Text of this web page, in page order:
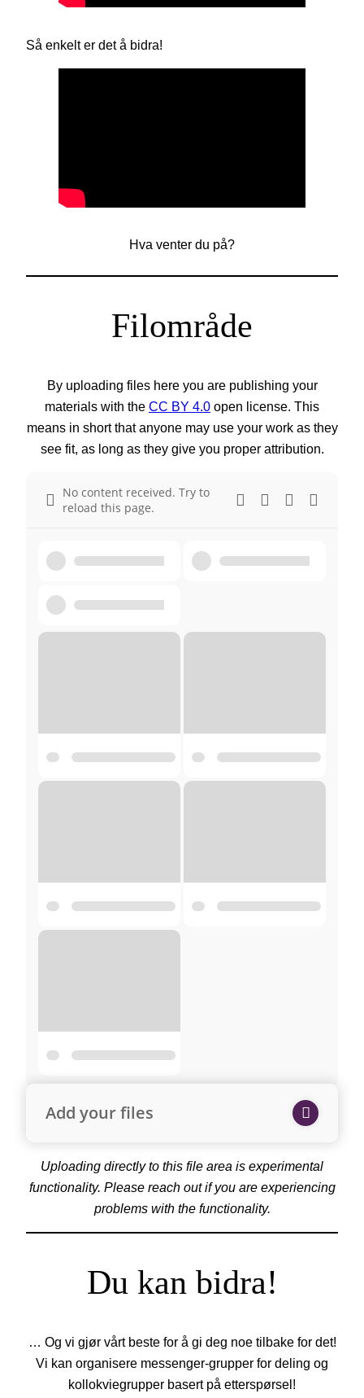
Så enkelt er det å bidra!
Hva venter du på?
Filområde
By uploading files here you are publishing your
materials with the CC BY 4.0 open license. This
means in short that anyone may use your work as they
see fit, as long as they give you proper attribution.
No content received. Try to
reload this page.
Add your files
Uploading directly to this file area is experimental
functionality. Please reach out if you are experiencing
problems with the functionality.
Du kan bidra!
… Og vi gjør vårt beste for å gi deg noe tilbake for det!
Vi kan organisere messenger-grupper for deling og
kollokviegrupper basert på etterspørsel!